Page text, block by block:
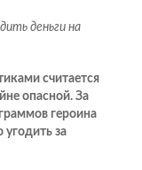
деньги на
считается
опасной. За
героина
за